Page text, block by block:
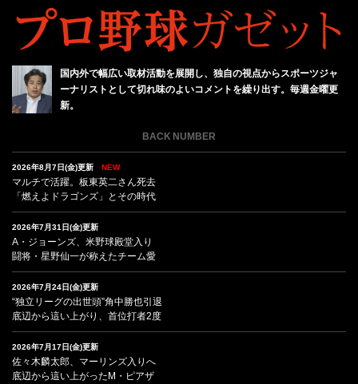
国内外で幅広い取材活動を展開し、独自の視点からスポーツジャ
ーナリストとして切れ味のよいコメントを繰り出す。毎週金曜更
新。
BACK NUMBER
2026年8月7日(金)更新 NEW
マルチで活躍。板東英二さん死去
「燃えよドラゴンズ」とその時代
2026年7月31日(金)更新
A・ジョーンズ、米野球殿堂入り
闘将・星野仙一が称えたチーム愛
2026年7月24日(金)更新
“独立リーグの出世頭”角中勝也引退
底辺から這い上がり、首位打者2度
2026年7月17日(金)更新
佐々木麟太郎、マーリンズ入りへ
底辺から這い上がったM・ピアザ